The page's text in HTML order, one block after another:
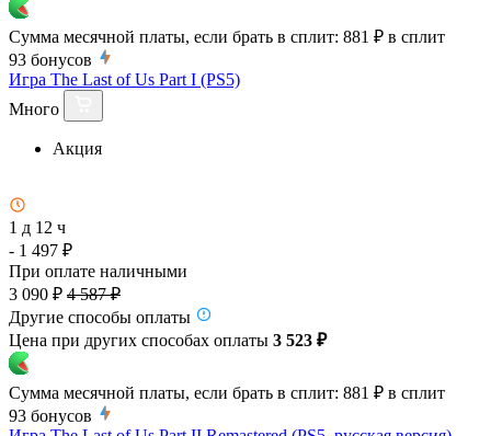
Сумма месячной платы, если брать в сплит: 881 ₽ в сплит
93 бонусов
Игра The Last of Us Part I (PS5)
Много
Акция
1 д 12 ч
- 1 497 ₽
При оплате наличными
3 090 ₽ 4 587 ₽
Другие способы оплаты
Цена при других способах оплаты 3 523 ₽
Сумма месячной платы, если брать в сплит: 881 ₽ в сплит
93 бонусов